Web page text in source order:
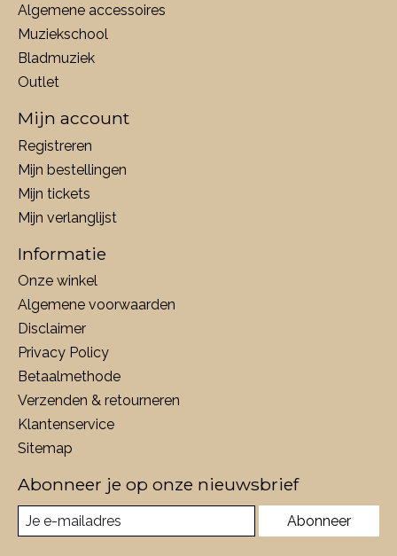
Algemene accessoires
Muziekschool
Bladmuziek
Outlet
Mijn account
Registreren
Mijn bestellingen
Mijn tickets
Mijn verlanglijst
Informatie
Onze winkel
Algemene voorwaarden
Disclaimer
Privacy Policy
Betaalmethode
Verzenden & retourneren
Klantenservice
Sitemap
Abonneer je op onze nieuwsbrief
Abonneer